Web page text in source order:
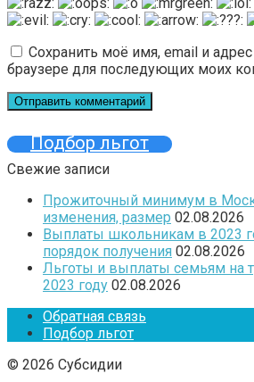
Сохранить моё имя, email и
браузере для последующих моих
Подбор льгот
Свежие записи
Прожиточный минимум в
изменения, размер 02.08.2026
Выплаты школьникам в 2023
порядок получения 02.08.2026
Льготы и выплаты семьям на
2023 году 02.08.2026
Обратная связь
Подбор льгот
© 2026 Субсидии